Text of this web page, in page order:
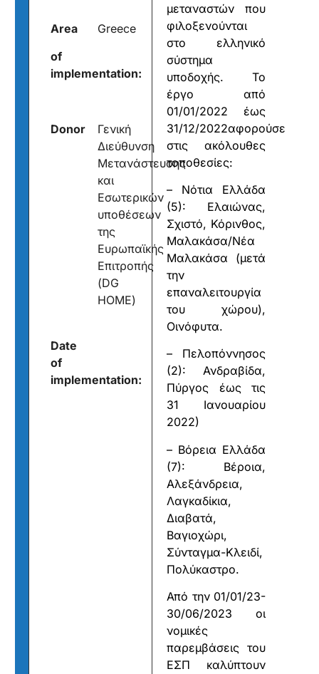
Area
of
implementation:
Greece
Donor
Γενική
Διεύθυνση
Μετανάστευσης
και
Εσωτερικών
υποθέσεων
της
Ευρωπαϊκής
Επιτροπής
(DG
HOME)
Date
of
implementation:
μεταναστών που
φιλοξενούνται
στο ελληνικό
σύστημα
υποδοχής. Το
έργο από
01/01/2022 έως
31/12/2022αφορούσε
στις ακόλουθες
τοποθεσίες:
– Νότια Ελλάδα
(5): Ελαιώνας,
Σχιστό, Κόρινθος,
Μαλακάσα/Νέα
Μαλακάσα (μετά
την
επαναλειτουργία
του χώρου),
Οινόφυτα.
– Πελοπόννησος
(2): Ανδραβίδα,
Πύργος έως τις
31 Ιανουαρίου
2022)
– Βόρεια Ελλάδα
(7): Βέροια,
Αλεξάνδρεια,
Λαγκαδίκια,
Διαβατά,
Βαγιοχώρι,
Σύνταγμα-Κλειδί,
Πολύκαστρο.
Από την 01/01/23-
30/06/2023 οι
νομικές
παρεμβάσεις του
ΕΣΠ καλύπτουν